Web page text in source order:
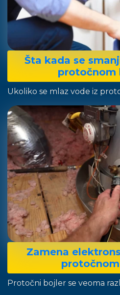
Šta kada se
protočnom
Ukoliko se mlaz vode iz
Zamena
Protočni bojler se veoma